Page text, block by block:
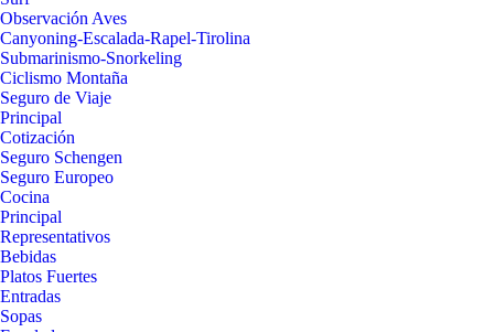
Observación Aves
Canyoning-Escalada-Rapel-Tirolina
Submarinismo-Snorkeling
Ciclismo Montaña
Seguro de Viaje
Principal
Cotización
Seguro Schengen
Seguro Europeo
Cocina
Principal
Representativos
Bebidas
Platos Fuertes
Entradas
Sopas